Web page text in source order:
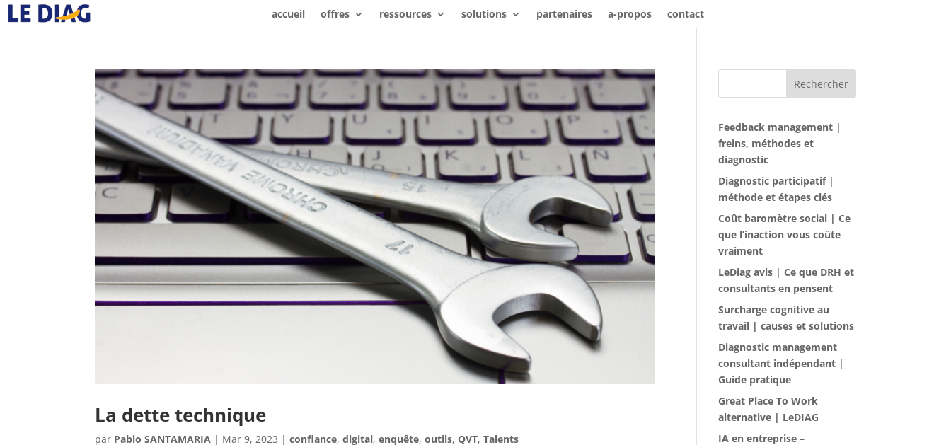
accueil offres ressources solutions partenaires a-propos contact
La dette technique
par Pablo SANTAMARIA | Mar 9, 2023 |confiance,digital,enquête,outils,QVT,Talents
Rechercher
Feedback management |
freins, méthodes et
diagnostic
Diagnostic participatif |
méthode et étapes clés
Coût baromètre social | Ce
que l’inaction vous coûte
vraiment
LeDiag avis | Ce que DRH et
consultants en pensent
Surcharge cognitive au
travail | causes et solutions
Diagnostic management
consultant indépendant |
Guide pratique
Great Place To Work
alternative | LeDIAG
IA en entreprise –